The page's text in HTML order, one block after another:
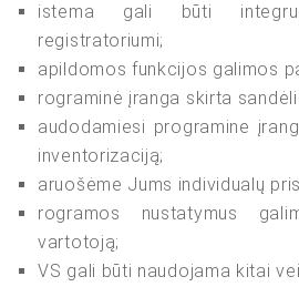
istema gali būti
registratoriumi;
apildomos funkcijos galimos
rograminė įranga skirta
audodamiesi programine
inventorizaciją;
aruošėme Jums individualų
rogramos nustatymus
vartotoją;
VS gali būti naudojama kitai